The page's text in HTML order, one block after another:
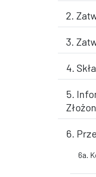
2.
3.
4.
5.
6.
6a.